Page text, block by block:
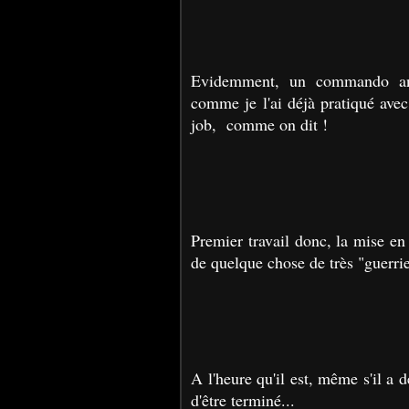
Evidemment, un commando
comme je l'ai déjà pratiqué
job, comme on dit !
Premier travail donc, la mise
de quelque chose de très
A l'heure qu'il est, même s'il a
d'être terminé...